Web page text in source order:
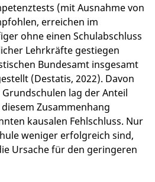
(mit Ausnahme von
erreichen im
ohne einen Schulabschluss
Lehrkräfte gestiegen
Bundesamt insgesamt
(Destatis, 2022). Davon
lag der Anteil
Zusammenhang
kausalen Fehlschluss. Nur
weniger erfolgreich sind,
Ursache für den geringeren